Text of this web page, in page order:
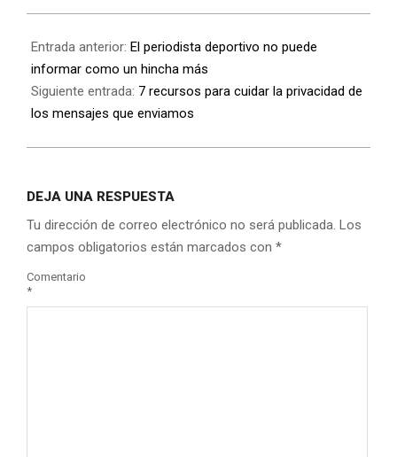
Entrada anterior: El periodista deportivo no puede
informar como un hincha más
Siguiente entrada: 7 recursos para cuidar la privacidad de
los mensajes que enviamos
DEJA UNA RESPUESTA
Tu dirección de correo electrónico no será publicada. Los
campos obligatorios están marcados con *
Comentario
*